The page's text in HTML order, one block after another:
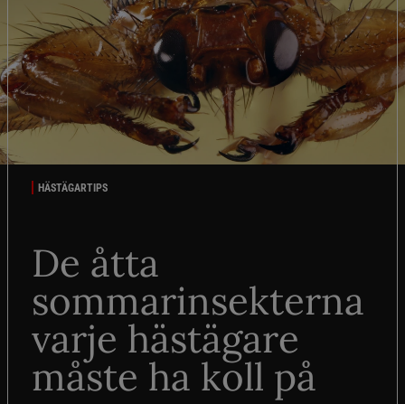
HÄSTÄGARTIPS
De åtta
sommarinsekterna
varje hästägare
måste ha koll på